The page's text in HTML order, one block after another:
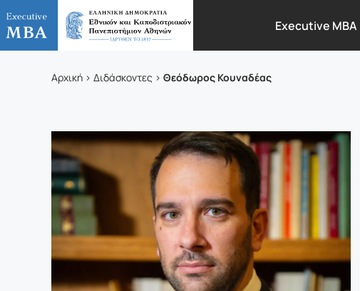
Executive MBA
Αρχική Διδάσκοντες Θεόδωρος Κουναδέας